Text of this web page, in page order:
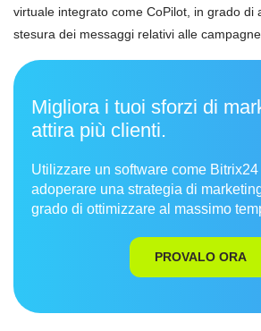
virtuale integrato come CoPilot, in grado di
stesura dei messaggi relativi alle campagne.
Migliora i tuoi sforzi di
attira più clienti.
Utilizzare un software come
adoperare una strategia di
grado di ottimizzare al massimo
PROVALO ORA